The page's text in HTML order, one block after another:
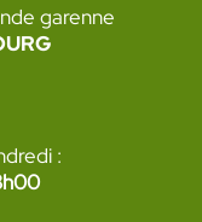
garenne
: